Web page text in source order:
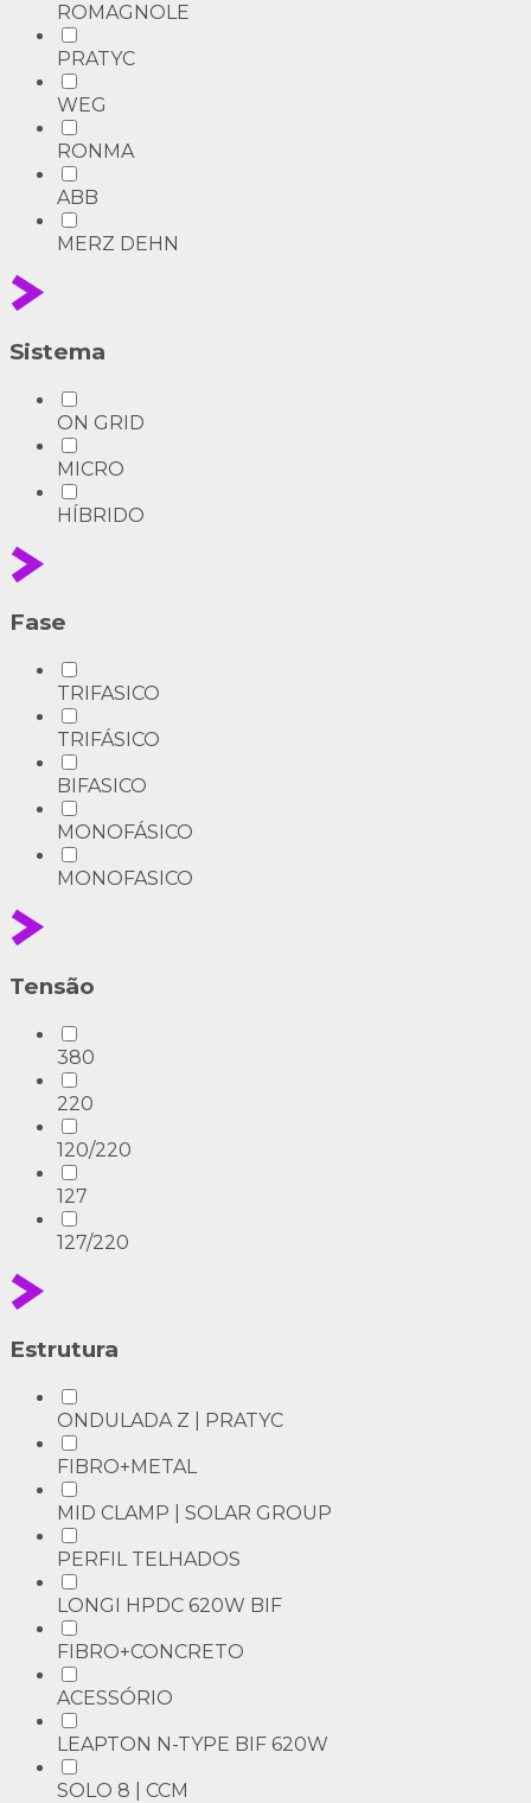
ROMAGNOLE
PRATYC
WEG
RONMA
ABB
MERZ DEHN
Sistema
ON GRID
MICRO
HÍBRIDO
Fase
TRIFASICO
TRIFÁSICO
BIFASICO
MONOFÁSICO
MONOFASICO
Tensão
380
220
120/220
127
127/220
Estrutura
ONDULADA Z | PRATYC
FIBRO+METAL
MID CLAMP | SOLAR GROUP
PERFIL TELHADOS
LONGI HPDC 620W BIF
FIBRO+CONCRETO
ACESSÓRIO
LEAPTON N-TYPE BIF 620W
SOLO 8 | CCM